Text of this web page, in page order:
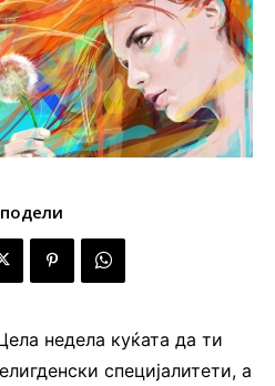
недела куќата да ти
специјалитети, а